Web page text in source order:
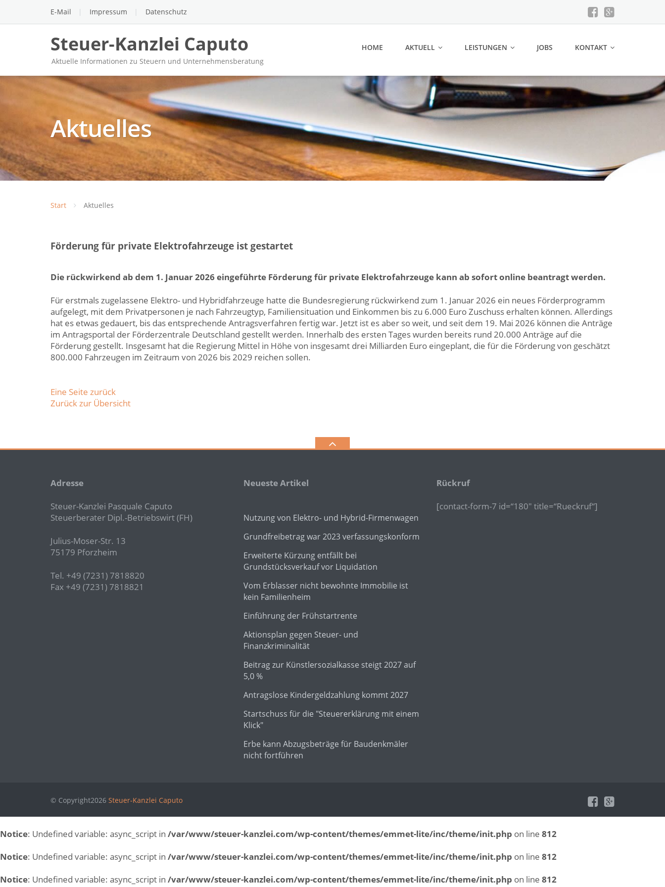
E-Mail Impressum Datenschutz
Steuer-Kanzlei Caputo
Aktuelle Informationen zu Steuern und Unternehmensberatung
HOME AKTUELL LEISTUNGEN JOBS KONTAKT
Aktuelles
Start Aktuelles
Förderung für private Elektrofahrzeuge ist gestartet
Die rückwirkend ab dem 1. Januar 2026 eingeführte Förderung für private Elektrofahrzeuge kann ab sofort online beantragt werden.
Für erstmals zugelassene Elektro- und Hybridfahrzeuge hatte die Bundesregierung rückwirkend zum 1. Januar 2026 ein neues Förderprogramm
aufgelegt, mit dem Privatpersonen je nach Fahrzeugtyp, Familiensituation und Einkommen bis zu 6.000 Euro Zuschuss erhalten können. Allerdings
hat es etwas gedauert, bis das entsprechende Antragsverfahren fertig war. Jetzt ist es aber so weit, und seit dem 19. Mai 2026 können die Anträge
im Antragsportal der Förderzentrale Deutschland gestellt werden. Innerhalb des ersten Tages wurden bereits rund 20.000 Anträge auf die
Förderung gestellt. Insgesamt hat die Regierung Mittel in Höhe von insgesamt drei Milliarden Euro eingeplant, die für die Förderung von geschätzt
800.000 Fahrzeugen im Zeitraum von 2026 bis 2029 reichen sollen.
Eine Seite zurück
Zurück zur Übersicht
Adresse
Steuer-Kanzlei Pasquale Caputo
Steuerberater Dipl.-Betriebswirt (FH)
Julius-Moser-Str. 13
75179 Pforzheim
Tel. +49 (7231) 7818820
Fax +49 (7231) 7818821
Neueste Artikel
Nutzung von Elektro- und Hybrid-Firmenwagen
Grundfreibetrag war 2023 verfassungskonform
Erweiterte Kürzung entfällt bei
Grundstücksverkauf vor Liquidation
Vom Erblasser nicht bewohnte Immobilie ist
kein Familienheim
Einführung der Frühstartrente
Aktionsplan gegen Steuer- und
Finanzkriminalität
Beitrag zur Künstlersozialkasse steigt 2027 auf
5,0 %
Antragslose Kindergeldzahlung kommt 2027
Startschuss für die "Steuererklärung mit einem
Klick"
Erbe kann Abzugsbeträge für Baudenkmäler
nicht fortführen
Rückruf
[contact-form-7 id=“180″ title=“Rueckruf“]
© Copyright2026 Steuer-Kanzlei Caputo
Notice: Undefined variable: async_script in /var/www/steuer-kanzlei.com/wp-content/themes/emmet-lite/inc/theme/init.php on line 812
Notice: Undefined variable: async_script in /var/www/steuer-kanzlei.com/wp-content/themes/emmet-lite/inc/theme/init.php on line 812
Notice: Undefined variable: async_script in /var/www/steuer-kanzlei.com/wp-content/themes/emmet-lite/inc/theme/init.php on line 812